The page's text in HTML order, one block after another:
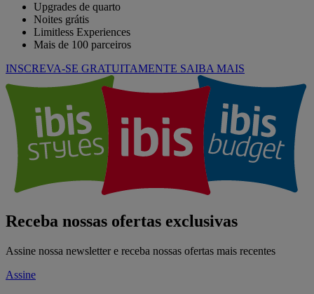
Upgrades de quarto
Noites grátis
Limitless Experiences
Mais de 100 parceiros
INSCREVA-SE GRATUITAMENTE SAIBA MAIS
Receba nossas ofertas exclusivas
Assine nossa newsletter e receba nossas ofertas mais recentes
Assine